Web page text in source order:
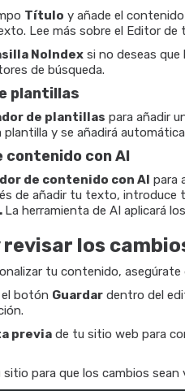
Título y añade el
Lee más sobre el Editor de
NoIndex si no deseas que
de búsqueda.
plantillas
de plantillas para añadir
plantilla y se añadirá
contenido con AI
de contenido con AI para
de añadir tu texto, introduce
La herramienta de AI aplicará
revisar los
tu contenido,
el botón Guardar dentro del
previa de tu sitio web para
sitio para que los cambios